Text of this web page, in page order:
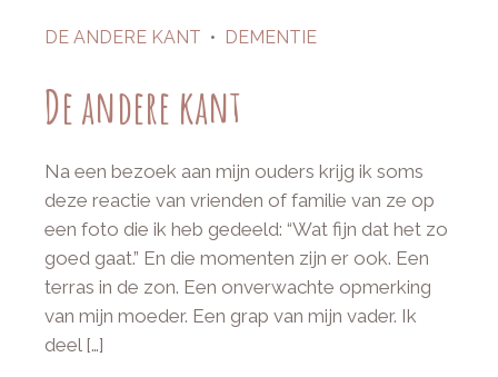
DE ANDERE KANT • DEMENTIE
De andere kant
Na een bezoek aan mijn ouders krijg ik soms
deze reactie van vrienden of familie van ze op
een foto die ik heb gedeeld: “Wat fijn dat het zo
goed gaat.” En die momenten zijn er ook. Een
terras in de zon. Een onverwachte opmerking
van mijn moeder. Een grap van mijn vader. Ik
deel […]